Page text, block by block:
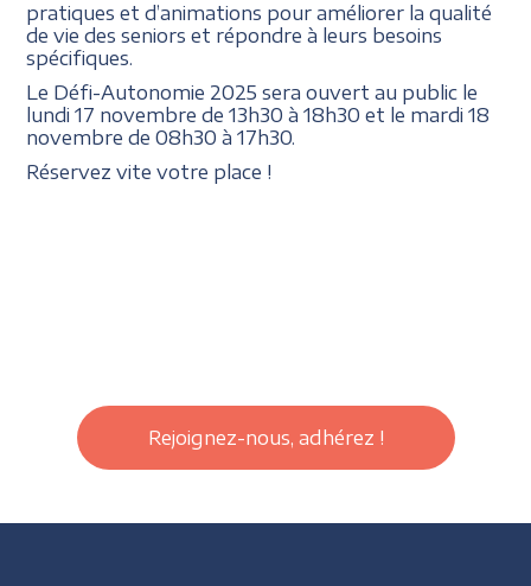
pratiques et d’animations pour améliorer la qualité
de vie des seniors et répondre à leurs besoins
spécifiques.
Le Défi-Autonomie 2025 sera ouvert au public le
lundi 17 novembre de 13h30 à 18h30 et le mardi 18
novembre de 08h30 à 17h30.
Réservez vite votre place !
Rejoignez-nous, adhérez !